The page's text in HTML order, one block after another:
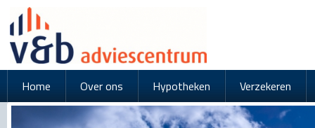
Home Over ons Hypotheken Verzekeren